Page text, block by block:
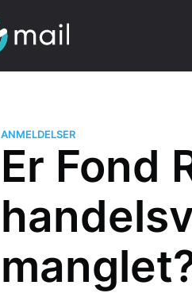
ANMELDELSER
Er Fond